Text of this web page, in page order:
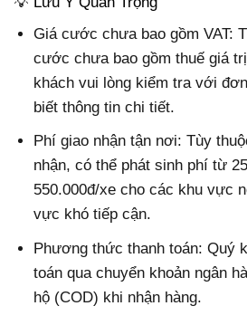
Giá cước chưa bao gồm VAT:
cước chưa bao gồm thuế giá
khách vui lòng kiểm tra với
biết thông tin chi tiết.
Phí giao nhận tận nơi: Tùy
nhận, có thể phát sinh phí từ
550.000đ/xe cho các khu vực
vực khó tiếp cận.
Phương thức thanh toán: Quý
toán qua chuyển khoản ngân
hộ (COD) khi nhận hàng.